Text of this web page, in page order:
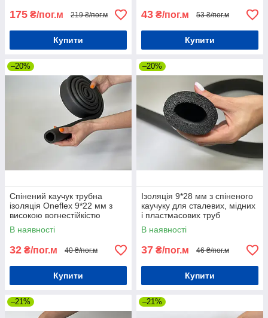
175 ₴/пог.м 219 ₴/пог.м
Купити
43 ₴/пог.м 53 ₴/пог.м
Купити
–20%
Спінений каучук трубна
ізоляція Oneflex 9*22 мм з
високою вогнестійкістю
В наявності
32 ₴/пог.м 40 ₴/пог.м
Купити
–20%
Ізоляція 9*28 мм з спіненого
каучуку для сталевих, мідних
і пластмасових труб
В наявності
37 ₴/пог.м 46 ₴/пог.м
Купити
–21% –21%